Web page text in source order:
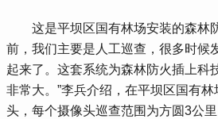
这是平坝区国有林场安装的森林防
前，我们主要是人工巡查，很多时候
起来了。这套系统为森林防火插上科
非常大。”李兵介绍，在平坝区国有
头，每个摄像头巡查范围为方圆3公